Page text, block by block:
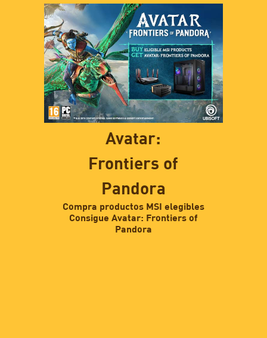
Avatar:
Frontiers of
Pandora
Compra productos MSI elegibles
Consigue Avatar: Frontiers of
Pandora